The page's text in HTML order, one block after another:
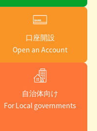
口座開設
自治体向け